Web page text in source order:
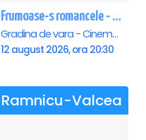
Frumoase-s romancele - Saturn
Gradina de vara - Cinema Saturn, Saturn
12 august 2026, ora 20:30
Ramnicu-Valcea